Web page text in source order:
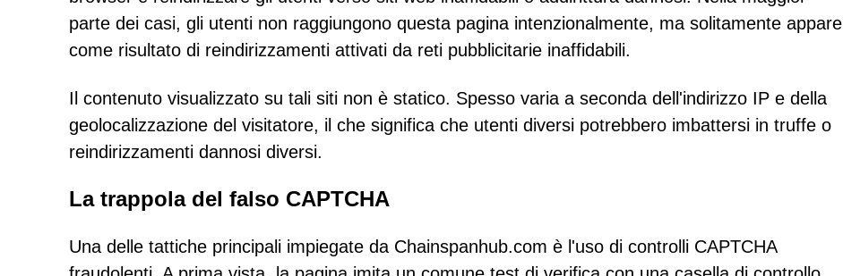
parte dei casi, gli utenti non raggiungono questa pagina intenzionalmente, ma solitamente appare
come risultato di reindirizzamenti attivati da reti pubblicitarie inaffidabili.
Il contenuto visualizzato su tali siti non è statico. Spesso varia a seconda dell'indirizzo IP e della
geolocalizzazione del visitatore, il che significa che utenti diversi potrebbero imbattersi in truffe o
reindirizzamenti dannosi diversi.
La trappola del falso CAPTCHA
Una delle tattiche principali impiegate da Chainspanhub.com è l'uso di controlli CAPTCHA